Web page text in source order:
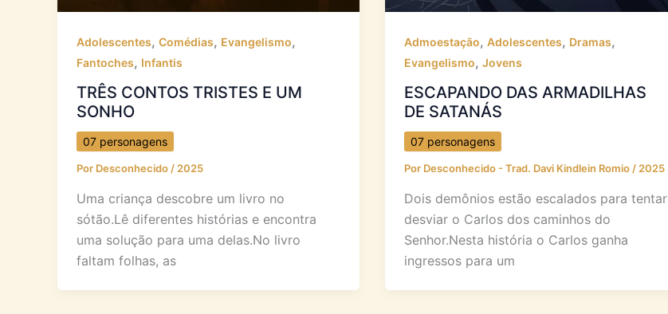
Adolescentes, Comédias, Evangelismo,
Fantoches, Infantis
TRÊS CONTOS TRISTES E UM
SONHO
07 personagens
Por Desconhecido/2025
Uma criança descobre um livro no
sótão.Lê diferentes histórias e encontra
uma solução para uma delas.No livro
faltam folhas, as
Admoestação, Adolescentes, Dramas,
Evangelismo, Jovens
ESCAPANDO DAS ARMADILHAS
DE SATANÁS
07 personagens
Por Desconhecido - Trad. Davi Kindlein Romio/2025
Dois demônios estão escalados para tentar
desviar o Carlos dos caminhos do
Senhor.Nesta história o Carlos ganha
ingressos para um